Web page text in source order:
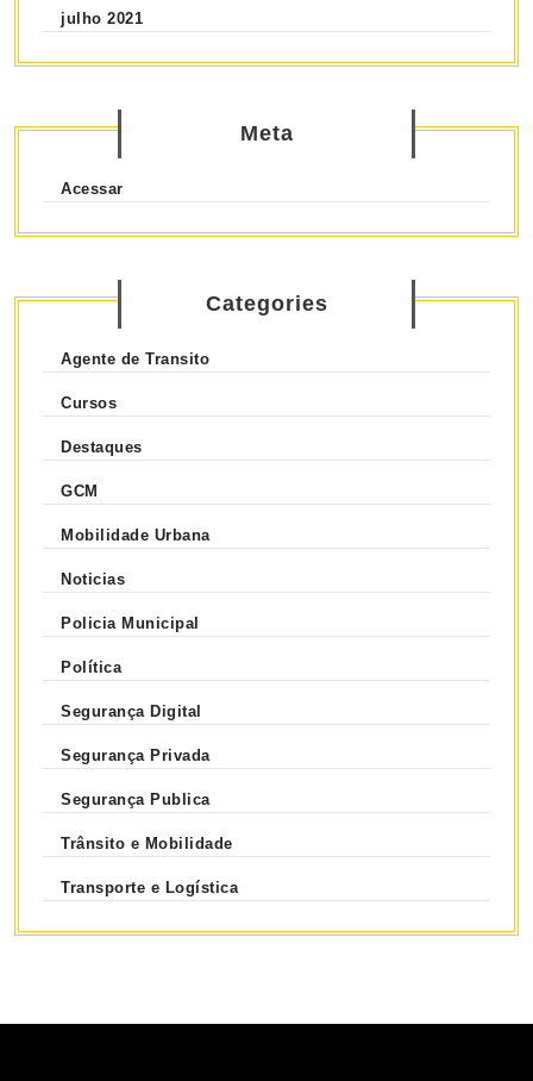
julho 2021
Meta
Acessar
Categories
Agente de Transito
Cursos
Destaques
GCM
Mobilidade Urbana
Noticias
Policia Municipal
Política
Segurança Digital
Segurança Privada
Segurança Publica
Trânsito e Mobilidade
Transporte e Logística